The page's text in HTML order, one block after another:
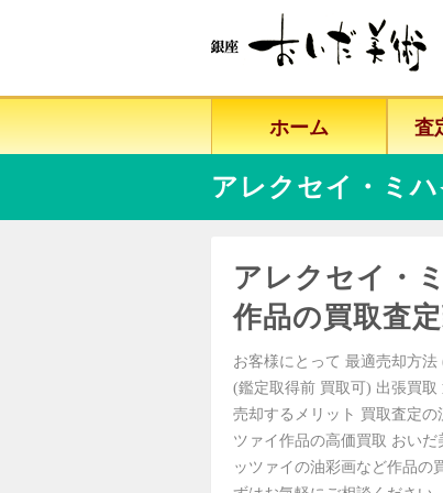
ホーム 査
アレクセイ・ミ
アレクセイ・
作品の買取査定
お客様にとって 最適売却方
(鑑定取得前 買取可) 出張買
売却するメリット 買取査定
ツァイ作品の高価買取 おい
ッツァイの油彩画など作品の